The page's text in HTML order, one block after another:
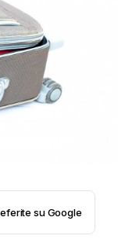
su Google